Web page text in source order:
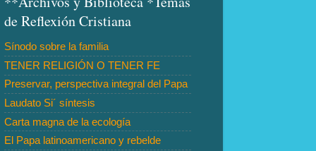
de Reflexión Cristiana
Sínodo sobre la familia
TENER RELIGIÓN O TENER FE
Preservar, perspectiva integral del Papa
Laudato Si´ síntesis
Carta magna de la ecología
El Papa latinoamericano y rebelde